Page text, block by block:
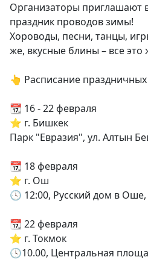
Организаторы приглашают
праздник проводов зимы!
Хороводы, песни, танцы,
же, вкусные блины – все
👆 Расписание праздничных
📆 16 - 22 февраля
⭐️ г. Бишкек
Парк "Евразия", ул. Алтын
📆 18 февраля
⭐️ г. Ош
🕓 12:00, Русский дом в Оше,
📆 22 февраля
⭐️ г. Токмок
🕓10.00, Центральная